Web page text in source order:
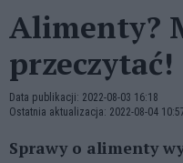
Alimenty?
przeczytać!
Data publikacji: 2022-08-03 16:18
Ostatnia aktualizacja: 2022-08-04
Sprawy o alimenty